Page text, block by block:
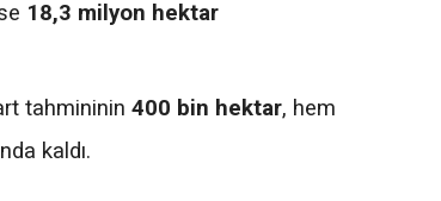
18,3 milyon hektar
tahmininin 400 bin hektar, hem
kaldı.